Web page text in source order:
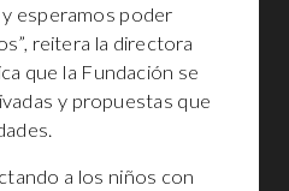
esperamos poder
reitera la directora
que la Fundación se
y propuestas que
a los niños con